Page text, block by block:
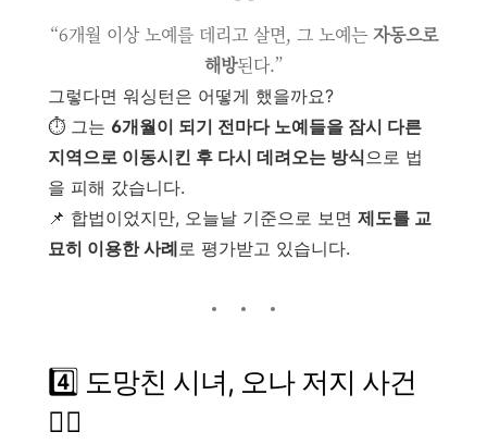
“6개월 이상 노예를 데리고 살면, 그 노예는 자동으로
해방된다.”
그렇다면 워싱턴은 어떻게 했을까요?
⏱️ 그는 6개월이 되기 전마다 노예들을 잠시 다른
지역으로 이동시킨 후 다시 데려오는 방식으로 법
을 피해 갔습니다.
📌 합법이었지만, 오늘날 기준으로 보면 제도를 교
묘히 이용한 사례 로 평가받고 있습니다.
4️⃣ 도망친 시녀, 오나 저지 사건
🏃‍♀️